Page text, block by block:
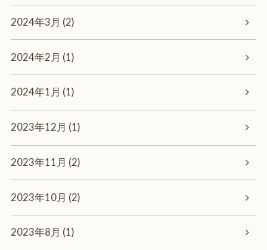
2024年3月 (2)
2024年2月 (1)
2024年1月 (1)
2023年12月 (1)
2023年11月 (2)
2023年10月 (2)
2023年8月 (1)